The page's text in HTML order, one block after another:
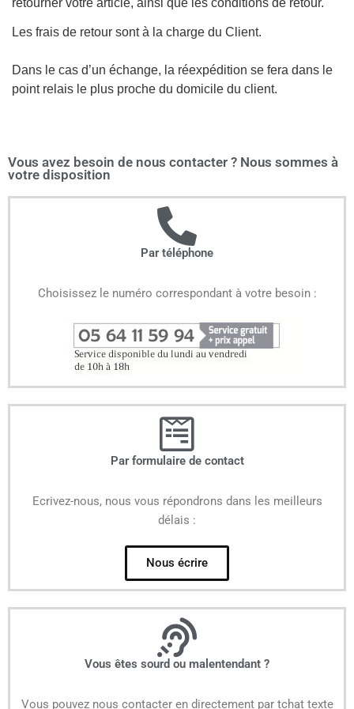
retourner votre article, ainsi que les conditions de retour.
Les frais de retour sont à la charge du Client.
Dans le cas d’un échange, la réexpédition se fera dans le
point relais le plus proche du domicile du client.
Vous avez besoin de nous contacter ? Nous sommes à
votre disposition
Par téléphone
Choisissez le numéro correspondant à votre besoin :
Par formulaire de contact
Ecrivez-nous, nous vous répondrons dans les meilleurs
délais :
Nous écrire
Vous êtes sourd ou malentendant ?
Vous pouvez nous contacter en directement par tchat texte